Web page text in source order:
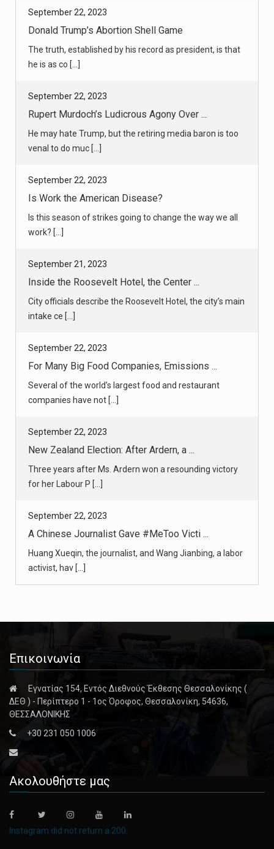
September 22, 2023
Donald Trump’s Abortion Shell Game
The truth, established by his record as president, is that
he is as co [...]
September 22, 2023
Rupert Murdoch’s Ludicrous Agony Over ...
He may hate Trump, but the retiring media baron is too
venal to do muc [...]
September 22, 2023
Is Work the American Disease?
Is this season of strikes going to change the way we all
work? [...]
September 21, 2023
Inside the Roosevelt Hotel, the Center ...
City officials describe the Roosevelt Hotel, the city’s main
intake ce [...]
September 22, 2023
For Many Big Food Companies, Emissions ...
Several of the world’s largest food and restaurant
companies have not [...]
September 22, 2023
New Zealand Election: After Ardern, a ...
Three years after Ms. Ardern won a resounding victory
for her Labour P [...]
September 22, 2023
A Chinese Journalist Gave #MeToo Victi ...
Huang Xueqin, the journalist, and Wang Jianbing, a labor
activist, hav [...]
Επικοινωνία
Εγνατίας 154, Εντός Διεθνούς Έκθεσης Θεσσαλονίκης (
ΔΕΘ ) - Περίπτερο 1 - 1ος Όροφος, Θεσσαλονίκη, 54636,
ΘΕΣΣΑΛΟΝΙΚΗΣ
+30 231 050 1006
Ακολουθήστε μας
Instagram did not return a 200.